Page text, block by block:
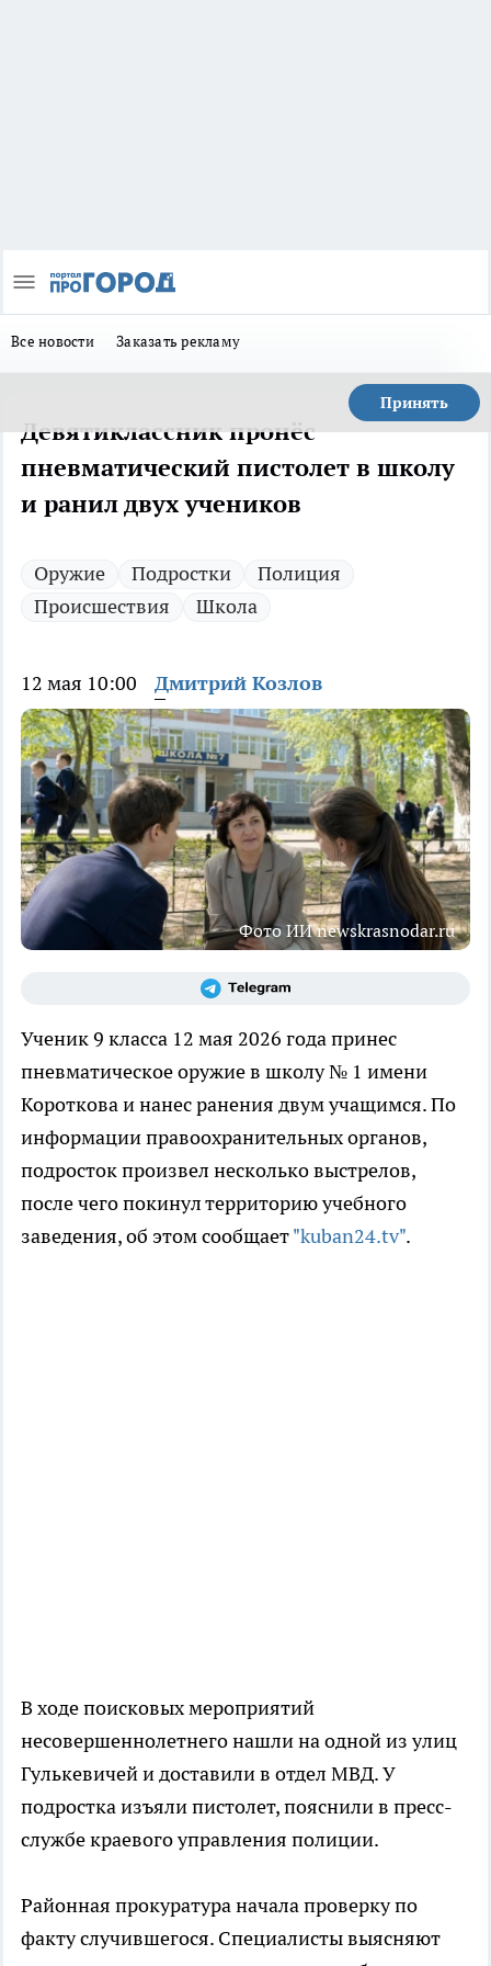
Все новости Заказать рекламу
Принять
Девятиклассник пронёс
пневматический пистолет в школу
и ранил двух учеников
Оружие Подростки
Полиция
Происшествия
Школа
12 мая 10:00 Дмитрий Козлов
Фото ИИ newskrasnodar.ru
Ученик 9 класса 12 мая 2026 года принес
пневматическое оружие в школу № 1 имени
Короткова и нанес ранения двум учащимся. По
информации правоохранительных органов,
подросток произвел несколько выстрелов,
после чего покинул территорию учебного
заведения, об этом сообщает"kuban24.tv".
В ходе поисковых мероприятий
несовершеннолетнего нашли на одной из улиц
Гулькевичей и доставили в отдел МВД. У
подростка изъяли пистолет, пояснили в пресс-
службе краевого управления полиции.
Районная прокуратура начала проверку по
факту случившегося. Специалисты выясняют